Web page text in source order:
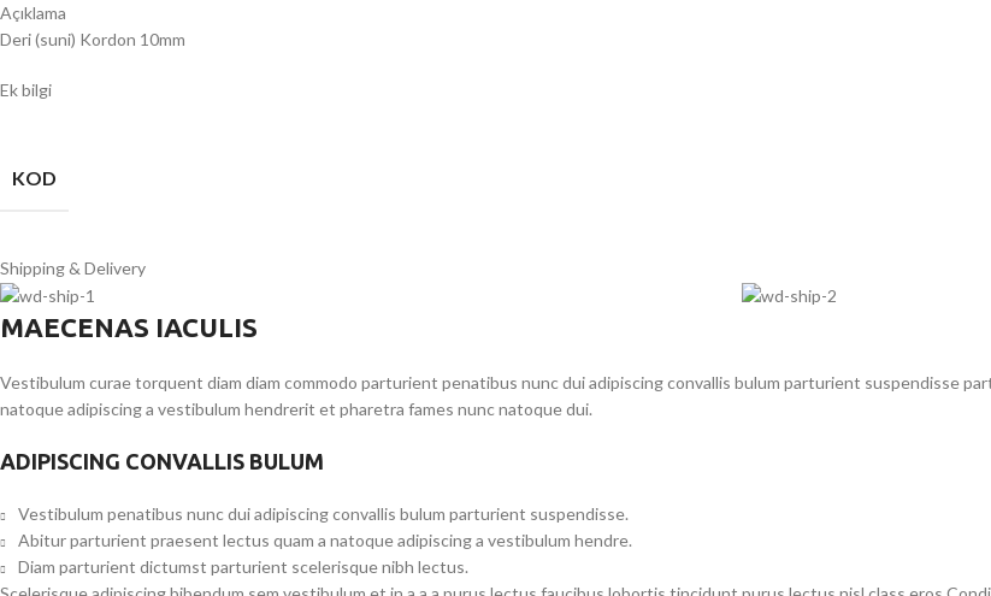
Açıklama
Deri (suni) Kordon 10mm
Ek bilgi
KOD
Shipping & Delivery
MAECENAS IACULIS
Vestibulum curae torquent diam diam commodo parturient penatibus nunc dui adipiscing convallis bulum parturient suspendisse
natoque adipiscing a vestibulum hendrerit et pharetra fames nunc natoque dui.
ADIPISCING CONVALLIS BULUM
Vestibulum penatibus nunc dui adipiscing convallis bulum parturient suspendisse.
Abitur parturient praesent lectus quam a natoque adipiscing a vestibulum hendre.
Diam parturient dictumst parturient scelerisque nibh lectus.